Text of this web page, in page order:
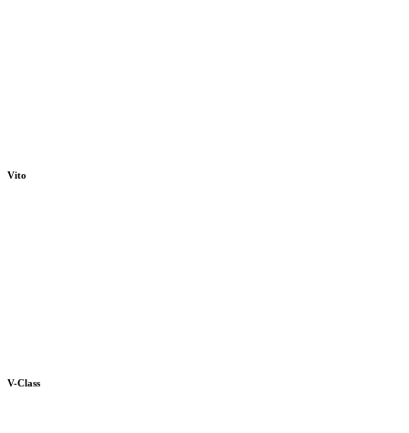
Vito
V-Class